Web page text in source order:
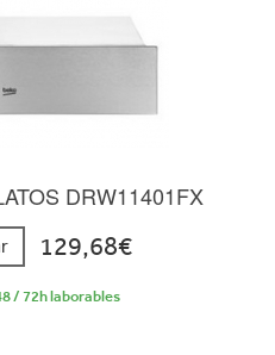
DRW11401FX
129,68€
/ 72h laborables